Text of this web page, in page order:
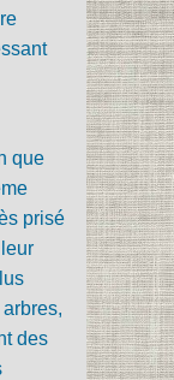
que
prisé
des